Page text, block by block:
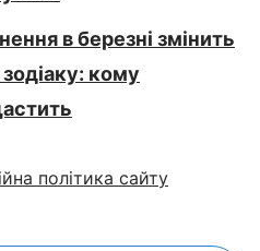
в березні змінить
кому
політика сайту